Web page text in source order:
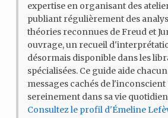
expertise en organisant des
publiant régulièrement des
théories reconnues de Freud et
ouvrage, un recueil
désormais disponible dans les
spécialisées. Ce guide aide
messages cachés de
sereinement dans sa vie
Consultez le profil d'Émeline